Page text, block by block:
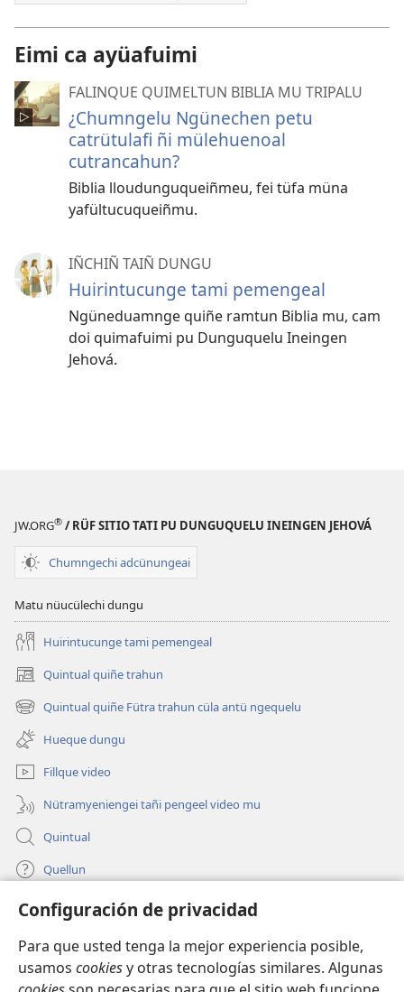
Configuración de privacidad
Para que usted tenga la mejor experiencia posible,
usamos cookiesy otras tecnologías similares. Algunas
Eimi ca ayüafuimi
FALINQUE QUIMELTUN BIBLIA MU TRIPALU
¿Chumngelu Ngünechen petu
catrütulafi ñi mülehuenoal
cutrancahun?
Biblia lloudunguqueiñmeu, fei tüfa müna
yafültucuqueiñmu.
IÑCHIÑ TAIÑ DUNGU
Huirintucunge tami pemengeal
Ngüneduamnge quiñe ramtun Biblia mu, cam
doi quimafuimi pu Dunguquelu Ineingen
Jehová.
JW.ORG® / RÜF SITIO TATI PU DUNGUQUELU INEINGEN JEHOVÁ
Chumngechi adcünungeai
Matu nüucülechi dungu
Huirintucunge tami pemengeal
Quintual quiñe trahun
(peafiel
quiñe
hue
pestaña
mu)
Quintual quiñe Fütra trahun cüla antü ngequelu
(peafiel
quiñe
hue
pestaña
mu)
Hueque dungu
Fillque video
Nütramyeniengei tañi pengeel video mu
Quintual
Quellun
Tami quelluntucuquem plata mu
quiñe
hue
pestaña
INTERNET MÜLEYECHI LIFRU Watchtower™
(peafiel